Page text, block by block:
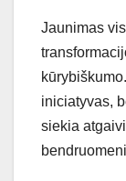
Jaunimas
iniciatyvas,
siekia